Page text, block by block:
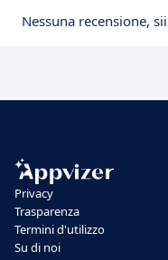
Nessuna recensione,
Privacy
Trasparenza
Termini d'utilizzo
Su di noi